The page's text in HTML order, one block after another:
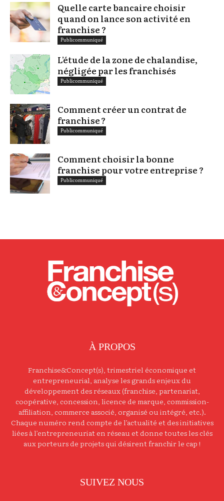
Quelle carte bancaire choisir
quand on lance son activité en
franchise ?
Publicommuniqué
L’étude de la zone de chalandise,
négligée par les franchisés
Publicommuniqué
Comment créer un contrat de
franchise ?
Publicommuniqué
Comment choisir la bonne
franchise pour votre entreprise ?
Publicommuniqué
À PROPOS
Franchise&Concept(s), trimestriel économique et
entrepreneurial, analyse les grands enjeux du
développement des réseaux (franchise, partenariat,
coopérative, concession, licence de marque, commission-
affiliation, commerce associé, organisé ou intégré, etc.).
Chaque numéro rend compte de l’actualité et des initiatives
liées à l’entrepreneuriat en réseau et donne toutes les clés
aux porteurs de projets qui désirent franchir le cap !
SUIVEZ NOUS